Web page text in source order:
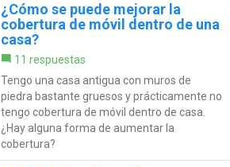
¿Cómo se puede mejorar la
cobertura de móvil dentro de una
casa?
11 respuestas
Tengo una casa antigua con muros de
piedra bastante gruesos y prácticamente no
tengo cobertura de móvil dentro de casa.
¿Hay alguna forma de aumentar la
cobertura?